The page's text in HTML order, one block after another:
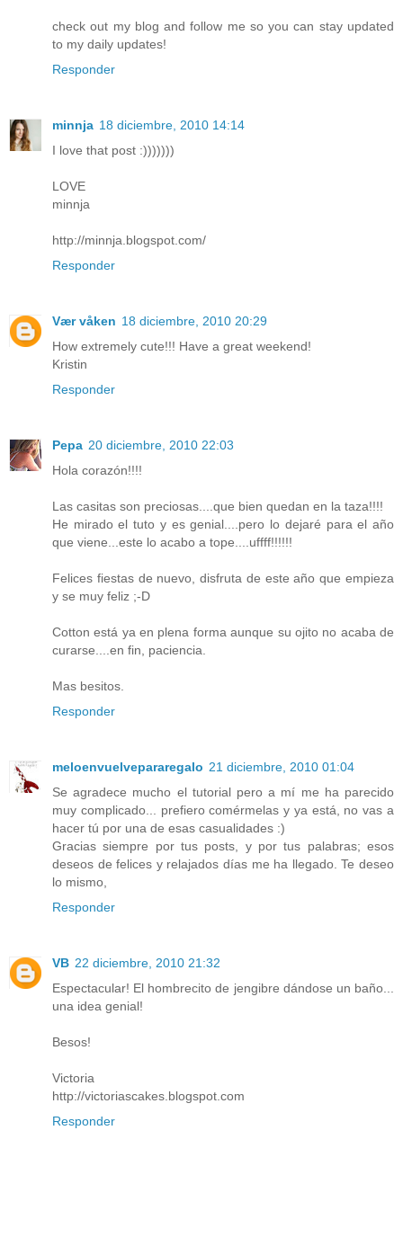
check out my blog and follow me so you can stay updated
to my daily updates!
Responder
minnja 18 diciembre, 2010 14:14
I love that post :)))))))
LOVE
minnja
http://minnja.blogspot.com/
Responder
Vær våken 18 diciembre, 2010 20:29
How extremely cute!!! Have a great weekend!
Kristin
Responder
Pepa 20 diciembre, 2010 22:03
Hola corazón!!!!
Las casitas son preciosas....que bien quedan en la taza!!!!
He mirado el tuto y es genial....pero lo dejaré para el año
que viene...este lo acabo a tope....uffff!!!!!!
Felices fiestas de nuevo, disfruta de este año que empieza
y se muy feliz ;-D
Cotton está ya en plena forma aunque su ojito no acaba de
curarse....en fin, paciencia.
Mas besitos.
Responder
meloenvuelvepararegalo 21 diciembre, 2010 01:04
Se agradece mucho el tutorial pero a mí me ha parecido
muy complicado... prefiero comérmelas y ya está, no vas a
hacer tú por una de esas casualidades :)
Gracias siempre por tus posts, y por tus palabras; esos
deseos de felices y relajados días me ha llegado. Te deseo
lo mismo,
Responder
VB 22 diciembre, 2010 21:32
Espectacular! El hombrecito de jengibre dándose un baño...
una idea genial!
Besos!
Victoria
http://victoriascakes.blogspot.com
Responder